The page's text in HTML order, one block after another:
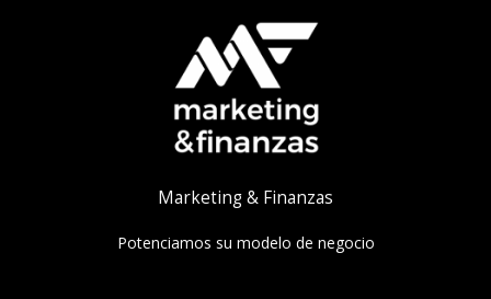
Marketing & Finanzas
Potenciamos su modelo de negocio